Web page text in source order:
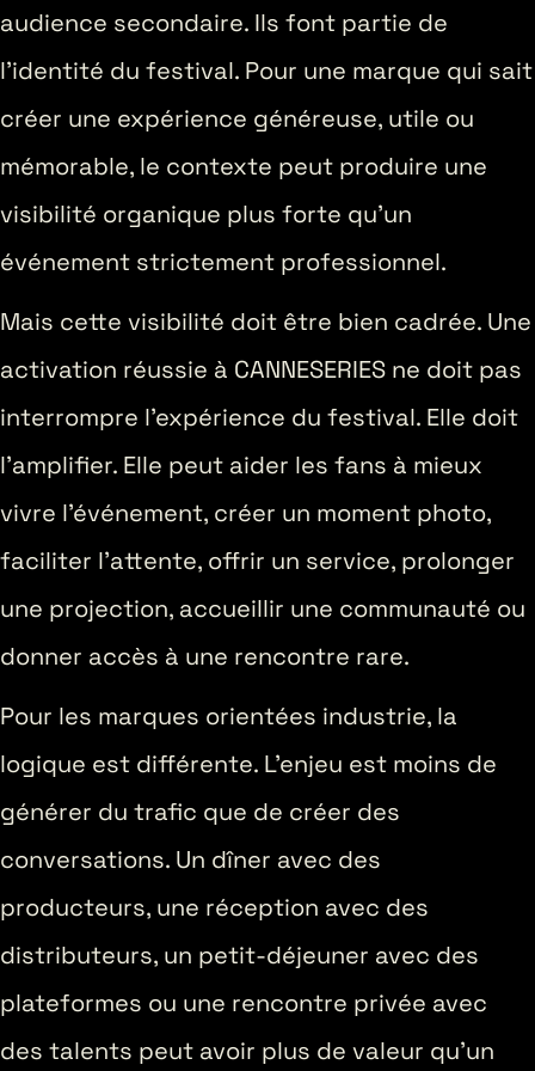
audience secondaire. Ils font partie de
l’identité du festival. Pour une marque qui sait
créer une expérience généreuse, utile ou
mémorable, le contexte peut produire une
visibilité organique plus forte qu’un
événement strictement professionnel.
Mais cette visibilité doit être bien cadrée. Une
activation réussie à CANNESERIES ne doit pas
interrompre l’expérience du festival. Elle doit
l’amplifier. Elle peut aider les fans à mieux
vivre l’événement, créer un moment photo,
faciliter l’attente, offrir un service, prolonger
une projection, accueillir une communauté ou
donner accès à une rencontre rare.
Pour les marques orientées industrie, la
logique est différente. L’enjeu est moins de
générer du trafic que de créer des
conversations. Un dîner avec des
producteurs, une réception avec des
distributeurs, un petit-déjeuner avec des
plateformes ou une rencontre privée avec
des talents peut avoir plus de valeur qu’un